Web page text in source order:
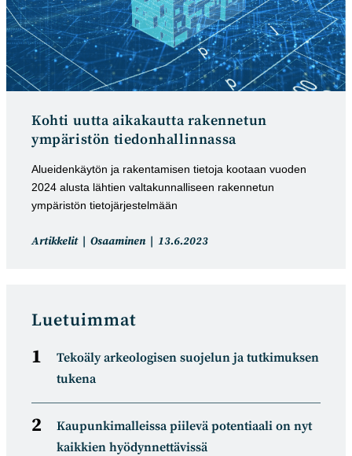
Kohti uutta aikakautta rakennetun
ympäristön tiedonhallinnassa
Alueidenkäytön ja rakentamisen tietoja kootaan vuoden
2024 alusta lähtien valtakunnalliseen rakennetun
ympäristön tietojärjestelmään
Artikkelin
Artikkelit Osaaminen
Artikkeli
13.6.2023
Luetuimmat
Tekoäly arkeologisen suojelun ja tutkimuksen
tukena
Kaupunkimalleissa piilevä potentiaali on nyt
kaikkien hyödynnettävissä